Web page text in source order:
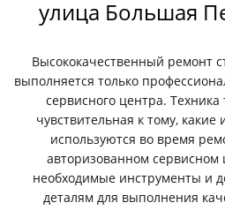
улица Большая
Высококачественный ремонт
выполняется только
сервисного центра. Техника
чувствительная к тому,
используются во время
авторизованном
необходимые инструменты и
деталям для выполнения